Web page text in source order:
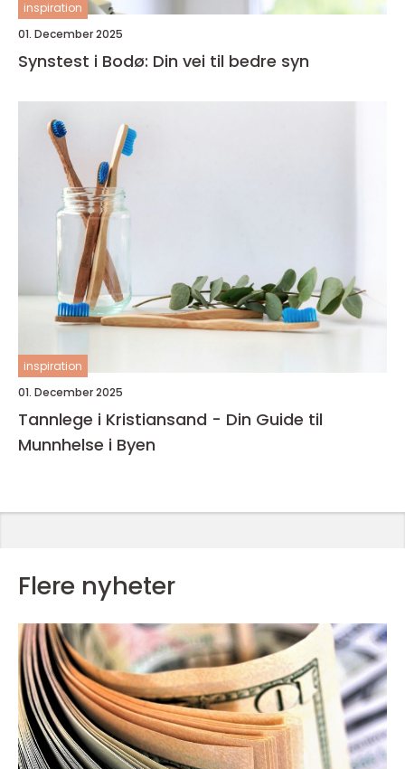
inspiration
01. December 2025
Synstest i Bodø: Din vei til bedre syn
inspiration
01. December 2025
Tannlege i Kristiansand - Din Guide til
Munnhelse i Byen
Flere nyheter